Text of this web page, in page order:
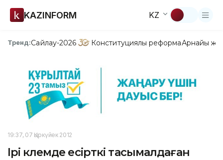
KAZINFORM KZ
Тренд:Сайлау-2026 Конституциялық реформаАрнайы
19:37, 07 Қыркүйек 2012
Ірі көлемде есірткі тасымалдаған